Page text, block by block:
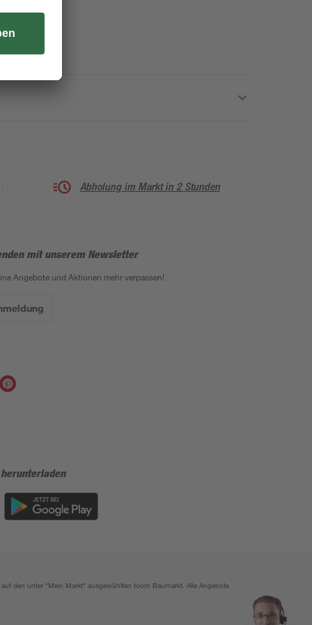
Abholung im Markt in 2 Stunden
mit unserem Newsletter
Angebote und Aktionen mehr verpassen!
den unter "Mein Markt" ausgewählten toom Baumarkt. Alle Angebote